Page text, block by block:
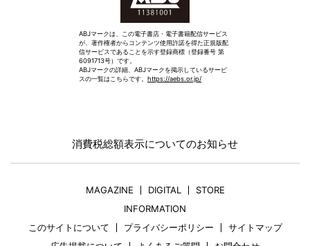
ABJマークは、この電子書店・電子書籍配信サービス
が、著作権者からコンテンツ使用許諾を得た正規版配
信サービスであることを示す登録商標（登録番号 第
6091713号）です。
ABJマークの詳細、ABJマークを掲示しているサービ
スの一覧はこちらです。 https://aebs.or.jp/
消費税総額表示についてのお知らせ
MAGAZINE DIGITAL
STORE
INFORMATION
このサイトについて
プライバシーポリシー
サイトマップ